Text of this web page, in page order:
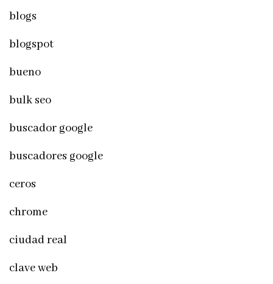
blogs
blogspot
bueno
bulk seo
buscador google
buscadores google
ceros
chrome
ciudad real
clave web